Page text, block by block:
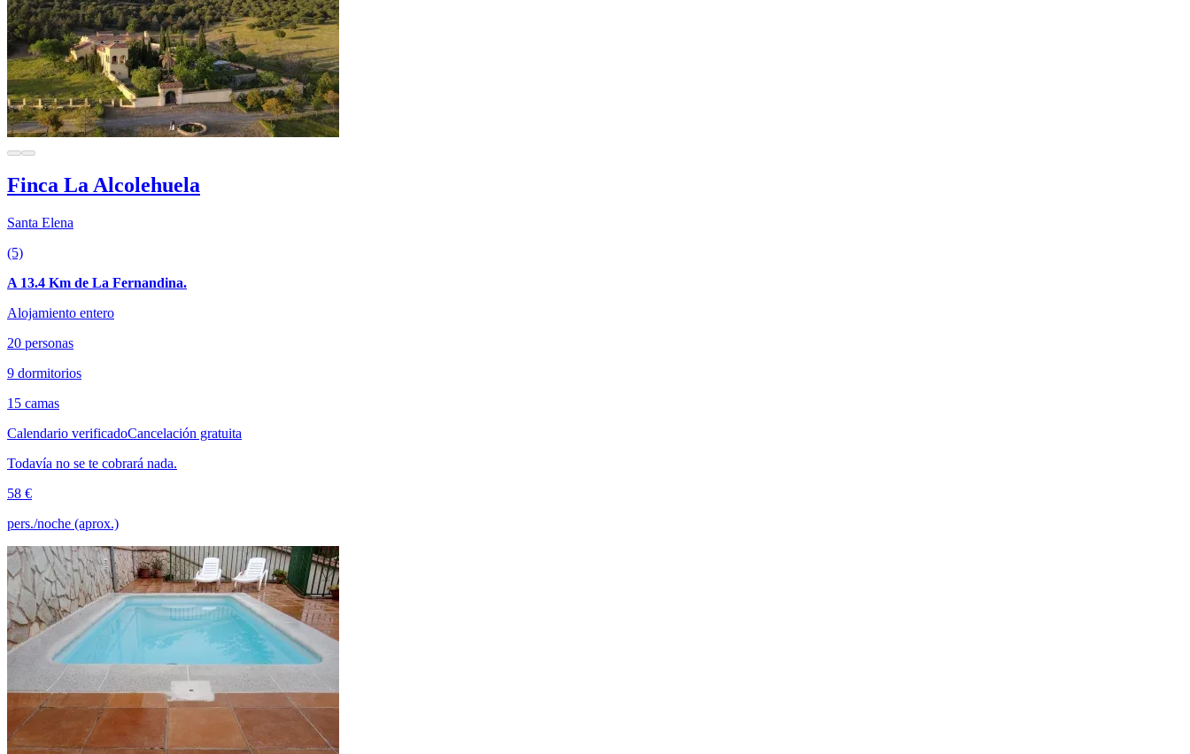
Finca La Alcolehuela
Santa Elena
(5)
A 13.4 Km de La Fernandina.
Alojamiento entero
20 personas
9 dormitorios
15 camas
Calendario verificadoCancelación gratuita
Todavía no se te cobrará nada.
58 €
pers./noche (aprox.)